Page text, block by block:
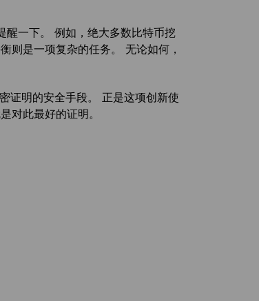
醒一下。 例如，绝大多数比特币挖
则是一项复杂的任务。 无论如何，
证明的安全手段。 正是这项创新使
对此最好的证明。